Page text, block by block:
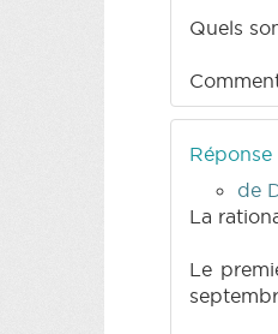
Quels
Réponse
de
La
Le